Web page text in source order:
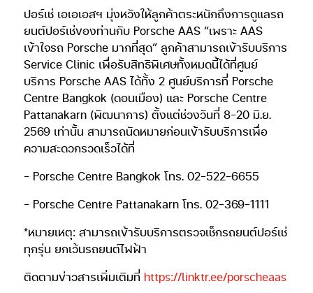
ปอร์เช่ เอเอเอสฯ มุ่งหวังให้ลูกค้าตระหนักถึงการดูแลรถ
ยนต์ปอร์เช่ของท่านกับ Porsche AAS “เพราะ AAS
เข้าใจรถ Porsche มากที่สุด” ลูกค้าสามารถเข้ารับบริการ
Service Clinic เพื่อรับสิทธิพิเศษทั้งหมดนี้ได้ที่ศูนย์
บริการ Porsche AAS ได้ทั้ง 2 ศูนย์บริการที่ Porsche
Centre Bangkok (ดอนเมือง) และ Porsche Centre
Pattanakarn (พัฒนาการ) ตั้งแต่ช่วงวันที่ 8-20 มิ.ย.
2569 เท่านั้น สามารถนัดหมายก่อนเข้ารับบริการเพื่อ
ความสะดวกรวดเร็วได้ที่
– Porsche Centre Bangkok โทร. 02-522-6655
– Porsche Centre Pattanakarn โทร. 02-369-1111
*หมายเหตุ: สามารถเข้ารับบริการตรวจเช็กรถยนต์ปอร์เช่
ทุกรุ่น ยกเว้นรถยนต์ไฟฟ้า
ติดตามข่าวสารเพิ่มเติมที่ https://linktr.ee/porscheaas